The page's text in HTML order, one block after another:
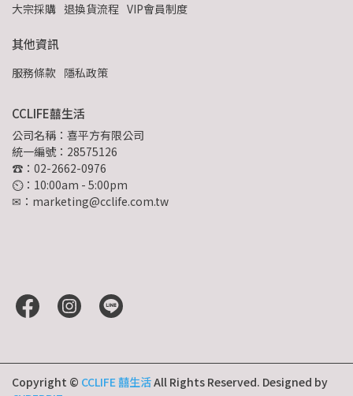
大宗採購 退換貨流程 VIP會員制度
其他資訊
服務條款 隱私政策
CCLIFE囍生活
公司名稱：喜平方有限公司
統一編號：28575126
☎：02-2662-0976
⏲︎：10:00am - 5:00pm
✉：marketing@cclife.com.tw
Copyright © CCLIFE 囍生活All Rights Reserved. Designed by